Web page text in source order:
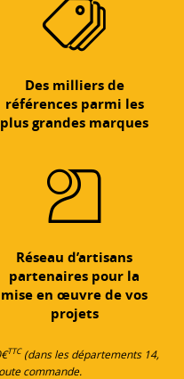
Des milliers de
références parmi les
plus grandes marques
Réseau d’artisans
partenaires pour la
mise en œuvre de vos
projets
TTC(dans les départements 14,
commande.